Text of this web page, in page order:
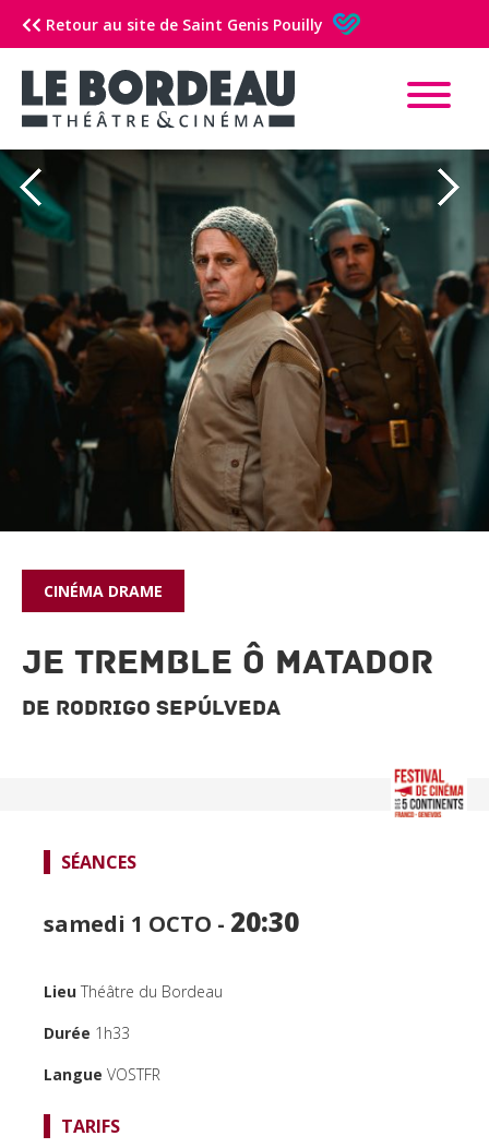
Retour au site de Saint Genis Pouilly
CINÉMA
FOCUS CINÉMA
CINÉMA DRAME
Je tremble ô matador
De Rodrigo Sepúlveda
SÉANCES
samedi 1 OCTO - 20:30
Lieu Théâtre du Bordeau
Durée 1h33
Langue VOSTFR
TARIFS